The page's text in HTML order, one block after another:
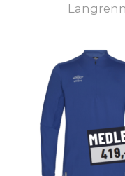
Langrenn